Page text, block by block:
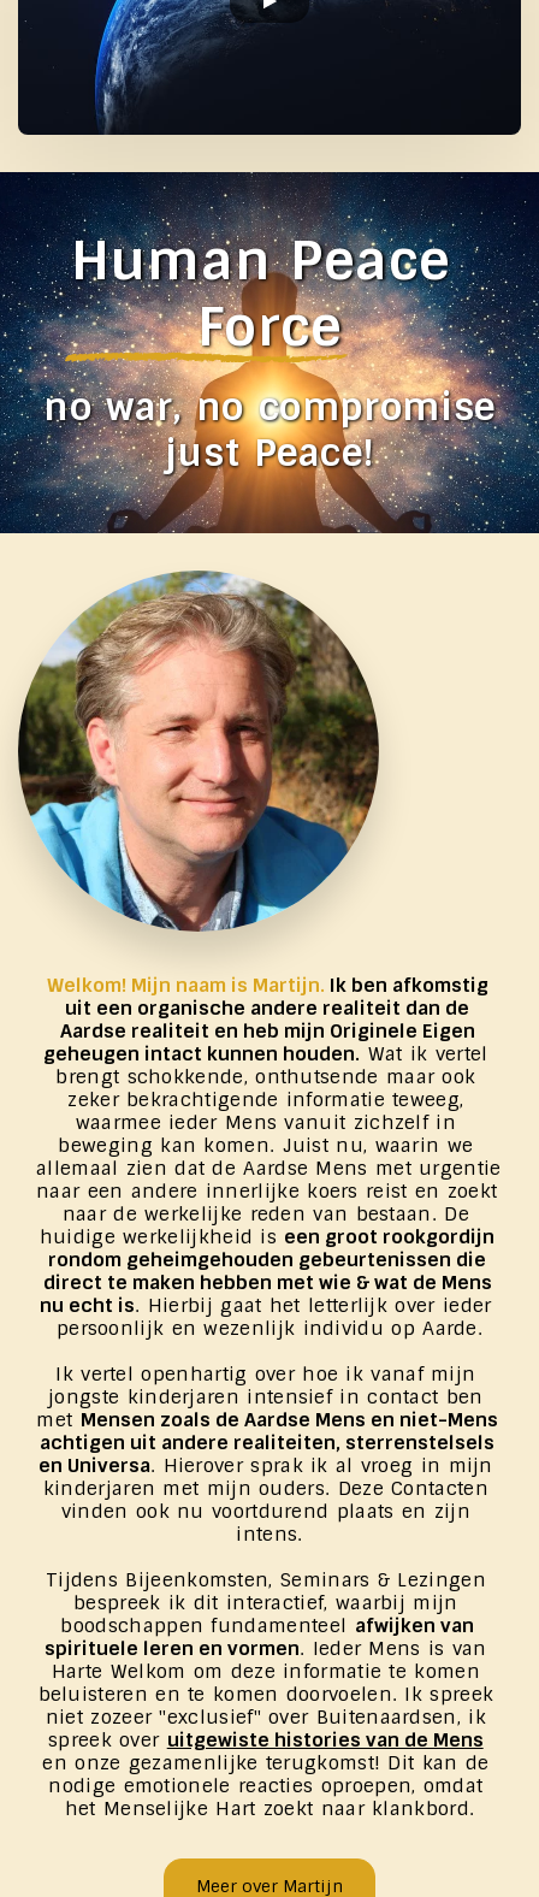
Human Peace
Force
no war, no compromise
just Peace!
Welkom! Mijn naam is Martijn. Ik ben afkomstig
uit een organische andere realiteit dan de
Aardse realiteit en heb mijn Originele Eigen
geheugen intact kunnen houden. Wat ik vertel
brengt schokkende, onthutsende maar ook
zeker bekrachtigende informatie teweeg,
waarmee ieder Mens vanuit zichzelf in
beweging kan komen. Juist nu, waarin we
allemaal zien dat de Aardse Mens met urgentie
naar een andere innerlijke koers reist en zoekt
naar de werkelijke reden van bestaan. De
huidige werkelijkheid is een groot rookgordijn
rondom geheimgehouden gebeurtenissen die
direct te maken hebben met wie & wat de Mens
nu echt is. Hierbij gaat het letterlijk over ieder
persoonlijk en wezenlijk individu op Aarde.
Ik vertel openhartig over hoe ik vanaf mijn
jongste kinderjaren intensief in contact ben
met Mensen zoals de Aardse Mens en niet-Mens
achtigen uit andere realiteiten, sterrenstelsels
en Universa. Hierover sprak ik al vroeg in mijn
kinderjaren met mijn ouders. Deze Contacten
vinden ook nu voortdurend plaats en zijn
intens.
Tijdens Bijeenkomsten, Seminars & Lezingen
bespreek ik dit interactief, waarbij mijn
boodschappen fundamenteel afwijken van
spirituele leren en vormen. Ieder Mens is van
Harte Welkom om deze informatie te komen
beluisteren en te komen doorvoelen. Ik spreek
niet zozeer "exclusief" over Buitenaardsen, ik
spreek over uitgewiste histories van de Mens
en onze gezamenlijke terugkomst! Dit kan de
nodige emotionele reacties oproepen, omdat
het Menselijke Hart zoekt naar klankbord.
Meer over Martijn